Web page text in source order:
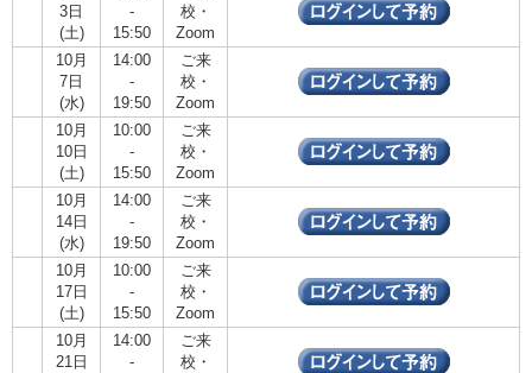
3日
(土)
-
15:50
校・
Zoom
10月
7日
(水)
14:00
-
19:50
ご来
校・
Zoom
10月
10日
(土)
10:00
-
15:50
ご来
校・
Zoom
10月
14日
(水)
14:00
-
19:50
ご来
校・
Zoom
10月
17日
(土)
10:00
-
15:50
ご来
校・
Zoom
10月
21日
14:00
-
ご来
校・